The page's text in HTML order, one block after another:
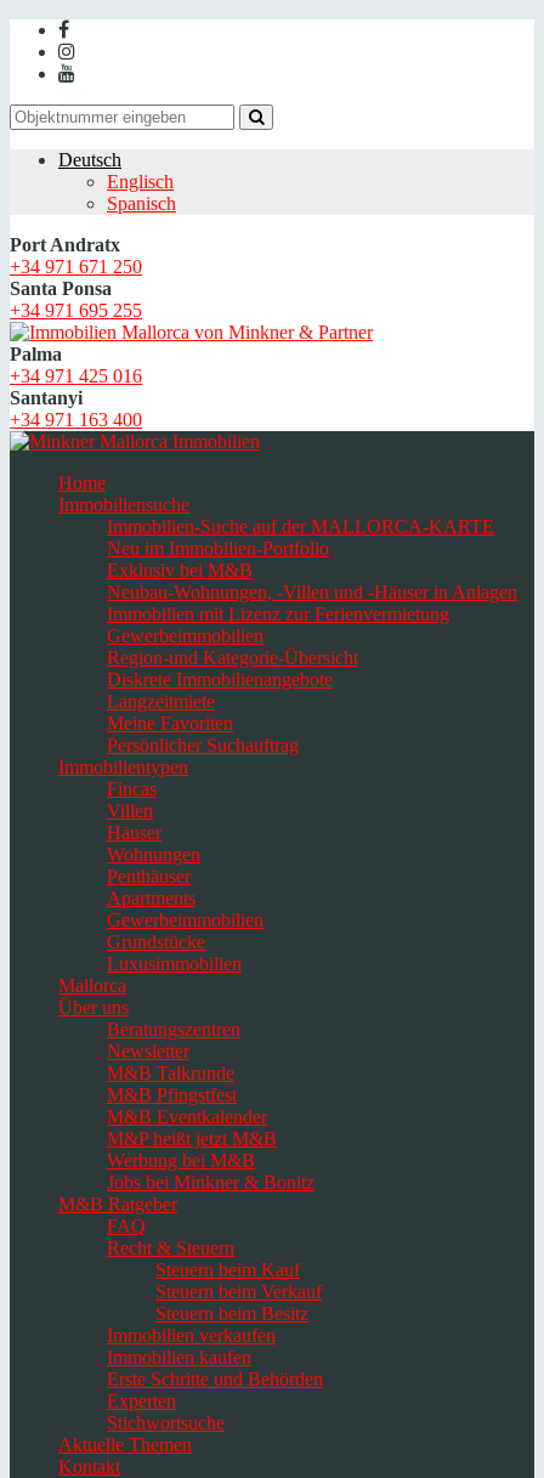
Deutsch
Englisch
Spanisch
Port Andratx
+34 971 671 250
Santa Ponsa
+34 971 695 255
Palma
+34 971 425 016
Santanyi
+34 971 163 400
Home
Immobiliensuche
Immobilien-Suche auf der MALLORCA-KARTE
Neu im Immobilien-Portfolio
Exklusiv bei M&B
Neubau-Wohnungen, -Villen und -Häuser in Anlagen
Immobilien mit Lizenz zur Ferienvermietung
Gewerbeimmobilien
Region-und Kategorie-Übersicht
Diskrete Immobilienangebote
Langzeitmiete
Meine Favoriten
Persönlicher Suchauftrag
Immobilientypen
Fincas
Villen
Häuser
Wohnungen
Penthäuser
Apartments
Gewerbeimmobilien
Grundstücke
Luxusimmobilien
Mallorca
Über uns
Beratungszentren
Newsletter
M&B Talkrunde
M&B Pfingstfest
M&B Eventkalender
M&P heißt jetzt M&B
Werbung bei M&B
Jobs bei Minkner & Bonitz
M&B Ratgeber
FAQ
Recht & Steuern
Steuern beim Kauf
Steuern beim Verkauf
Steuern beim Besitz
Immobilien verkaufen
Immobilien kaufen
Erste Schritte und Behörden
Experten
Stichwortsuche
Aktuelle Themen
Kontakt